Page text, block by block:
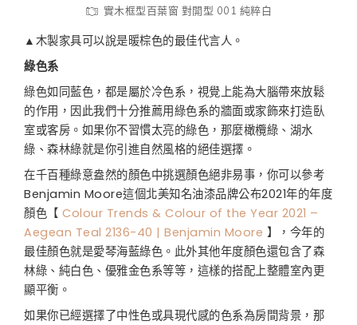
實木框型百葉窗 對開型 001 純粹白
▲木製家具可以說是暖棕色的最佳代言人。
綠色系
綠色如同藍色，都是屬於冷色系，視覺上能為大腦帶來放鬆
的作用，因此我們十分推薦用綠色系的牆面或家飾來打造臥
室或客房。如果你不習慣太亮的綠色，那麼橄欖綠、湖水
綠、森林綠就是你引進自然風格的絕佳選擇。
在千百種綠意盎然的顏色中挑選顏色絕非易事，你可以參考
Benjamin Moore這個北美知名油漆品牌公布2021年的年度
顏色【 Colour Trends & Colour of the Year 2021 –
Aegean Teal 2136-40 | Benjamin Moore 】，今年的
最佳顏色就是愛琴海藍綠色。此外其他年度顏色還包含了森
林綠、純白色、優雅金色系等等，這樣的搭配上整體室內更
顯平衡。
如果你已經選擇了中性色或具現代感的色系為房間背景，那